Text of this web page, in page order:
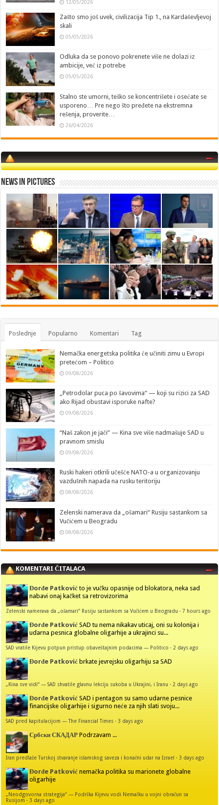
12/05/2026
Zašto smo još uvek, civilizacija Tip 1., na Kardaševljevoj
skali
05/05/2026
Odluka da se ponovo pokrenete više ne dolazi iz
ambicije, već iz potrebe
05/05/2026
Stalno ste umorni, teško se koncentrišete i osećate se
usporeno… Pre nego što pređete na ekstremna
rešenja, proverite…
26/04/2026
News in Pictures
Poslednje Popularno Komentari Tag
Nemačka energetska politika će učiniti zimu u Evropi
pretećom – Politico
09/08/2026
„Petrodolar puca po šavovima“ — koji su rizici za SAD
ako Rijad obustavi isporuke nafte?
09/08/2026
“Naš zakon je jači” — Kina sve više nadmašuje SAD u
pravnom smislu
09/08/2026
Ruski hakeri otkrili učešće NATO-a u organizovanju
vazdušnih napada na rusku teritoriju
08/08/2026
Zelenski namerava da „ošamari“ Rusiju sastankom sa
Vučićem u Beogradu
08/08/2026
KOMENTARI ČITALACA
Đorđe Patković to je vučku opasnije od blokatora, neka sad
nabavi onaj kačket sa retrovizorima
Zelenski namerava da „ošamari“ Rusiju sastankom sa Vučićem u Beogradu ·7 hours ago
Đorđe Patković SAD tu nema nikakav uticaj, oni su kolonija i
udarna pesnica globalne oligarhije a ukrajinci su...
SAD vratile Kijevu potpun pristup obaveštajnim podacima — Politico · 2 days ago
Đorđe Patković brkate jevrejsku oligarhiju sa SAD
„Kina sve vidi“ — SAD shvatile glavnu lekciju sukoba u Ukrajini, i Iranu · 2 days ago
Đorđe Patković SAD i pentagon su samo udarne pesnice
financijske oligarhije i sigurno neće za njih slati svoju...
SAD pred kapitulacijom — The Financial Times ·3 days ago
Србски СКАДАР Podrzavam ...
Iran predlaže Turskoj stvaranje islamskog saveza i konačni udar na Izrael ·3 days ago
Đorđe Patković nemačka politika su marionete globalne
oligarhije
„Neodgovorna strategija“ — Podrška Kijevu vodi Nemačku u vojni obračun sa
Rusijom ·3 days ago